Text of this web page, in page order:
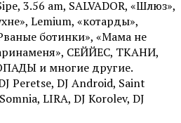
3.56 am, SALVADOR, «Шлюз»,
Lemium, «котарды»,
ботинки», «Мама не
СЕЙЙЕС, ТКАНИ,
и многие другие.
Peretse, DJ Android, Saint
LIRA, DJ Korolev, DJ